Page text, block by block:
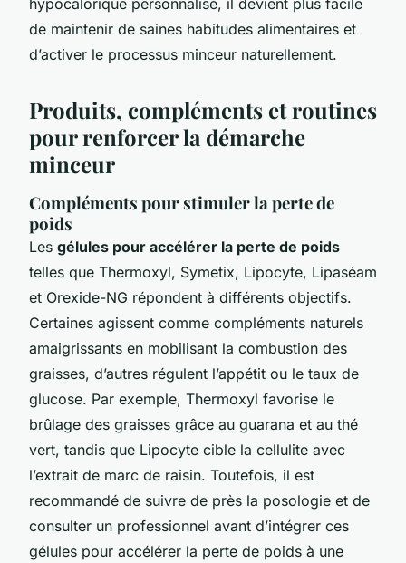
de maintenir de saines habitudes alimentaires et
d’activer le processus minceur naturellement.
Produits, compléments et routines
pour renforcer la démarche
minceur
Compléments pour stimuler la perte de
poids
Les gélules pour accélérer la perte de poids
telles que Thermoxyl, Symetix, Lipocyte, Lipaséam
et Orexide-NG répondent à différents objectifs.
Certaines agissent comme compléments naturels
amaigrissants en mobilisant la combustion des
graisses, d’autres régulent l’appétit ou le taux de
glucose. Par exemple, Thermoxyl favorise le
brûlage des graisses grâce au guarana et au thé
vert, tandis que Lipocyte cible la cellulite avec
l’extrait de marc de raisin. Toutefois, il est
recommandé de suivre de près la posologie et de
consulter un professionnel avant d’intégrer ces
gélules pour accélérer la perte de poids à une